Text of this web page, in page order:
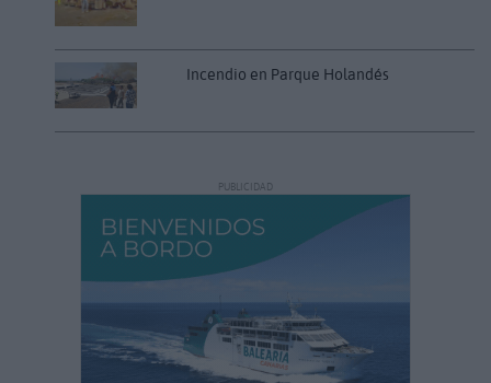
Incendio en Parque Holandés
PUBLICIDAD